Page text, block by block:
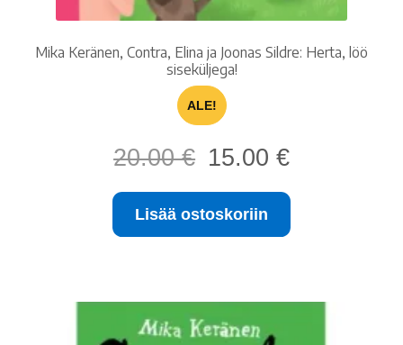
Mika Keränen, Contra, Elina ja Joonas Sildre: Herta, löö
siseküljega!
ALE!
20.00€
Alkuperäinen
hinta
oli:
20.00 €.
15.00 €Nykyinen
on:
Lisää ostoskoriin